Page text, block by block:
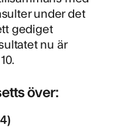
under det
gediget
nu är
över: